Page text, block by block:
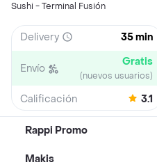
Sushi - Terminal Fusión
Delivery 35 min
Envío Gratis
(nuevos usuarios)
Calificación 3.1
Rappi Promo
Makis